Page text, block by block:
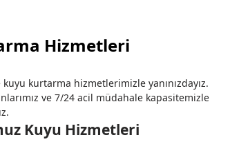
Hizmetleri
kurtarma hizmetlerimizle yanınızdayız.
ve 7/24 acil müdahale kapasitemizle
Kuyu Hizmetleri